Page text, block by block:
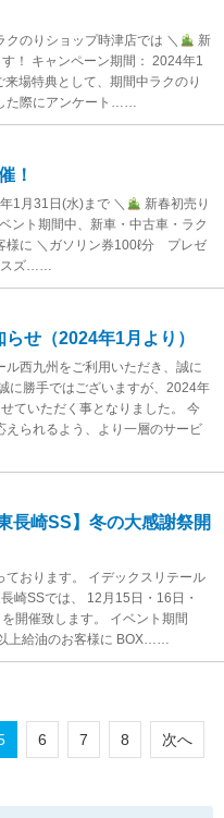
クのりショップ時津店では ＼
新
！ キャンペーン期間： 2024年1
場特典として、期間中ラクのり
た際にアンケート……
！
1月31日(水)まで ＼
新春初売り
ント期間中、新車・中古車・ラク
様に ＼ガソリン券100ℓ分 プレゼ
スズ……
せ（2024年1月より）
ル西九州をご利用いただき、誠に
に勝手ではございますが、2024年
ていただく事となりました。 今
えられるよう、より一層のサービ
長崎SS】冬の大感謝祭開
ております。 イデックスリテール
崎SSでは、 12月15日・16日・
開催致します。 イベント期間
上給油のお客様に BOX……
6 7 8 次へ